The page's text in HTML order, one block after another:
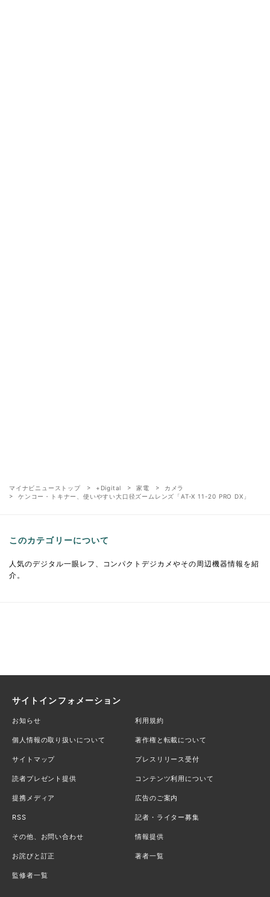
マイナビニューストップ +Digital 家電
カメラ
ケンコー・トキナー、使いやすい大口径ズームレンズ「AT-X 11-20 PRO DX」
このカテゴリーについて
人気のデジタル一眼レフ、コンパクトデジカメやその周辺機器情報を紹
介。
サイトインフォメーション
お知らせ 利用規約
個人情報の取り扱いについて 著作権と転載について
サイトマップ プレスリリース受付
読者プレゼント提供 コンテンツ利用について
提携メディア 広告のご案内
RSS 記者・ライター募集
その他、お問い合わせ 情報提供
お詫びと訂正 著者一覧
監修者一覧